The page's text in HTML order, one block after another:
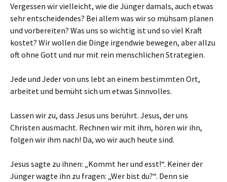
Vergessen wir vielleicht, wie die Jünger damals, auch etwas
sehr entscheidendes? Bei allem was wir so mühsam planen
und vorbereiten? Was uns so wichtig ist und so viel Kraft
kostet? Wir wollen die Dinge irgendwie bewegen, aber allzu
oft ohne Gott und nur mit rein menschlichen Strategien.
Jede und Jeder von uns lebt an einem bestimmten Ort,
arbeitet und bemüht sich um etwas Sinnvolles.
Lassen wir zu, dass Jesus uns berührt. Jesus, der uns
Christen ausmacht. Rechnen wir mit ihm, hören wir ihn,
folgen wir ihm nach! Da, wo wir auch heute sind.
Jesus sagte zu ihnen: „Kommt her und esst!“. Keiner der
Jünger wagte ihn zu fragen: „Wer bist du?“. Denn sie